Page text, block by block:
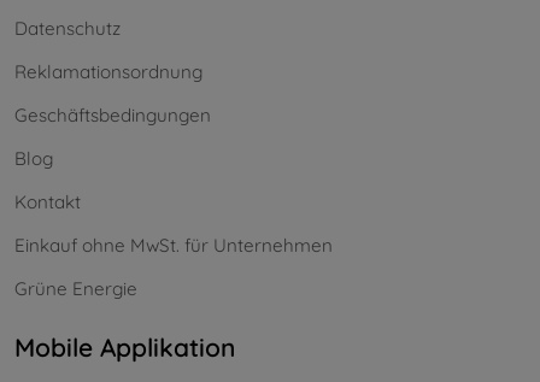
Datenschutz
Reklamationsordnung
Geschäftsbedingungen
Blog
Kontakt
Einkauf ohne MwSt. für Unternehmen
Grüne Energie
Mobile Applikation